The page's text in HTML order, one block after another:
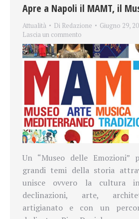
Apre a Napoli il MAMT, il
Attualità Di Redazione
Giugno 29,
Lascia un commento
Un “Museo delle Emozioni”
grandi temi della storia
unisce ovvero la cultura
declinazioni, arte,
artigianato e con un